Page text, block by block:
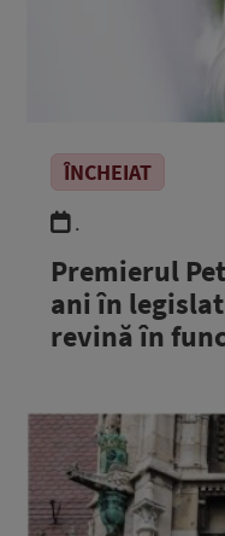
ÎNCHEIAT
.
Premierul
ani în
revină în